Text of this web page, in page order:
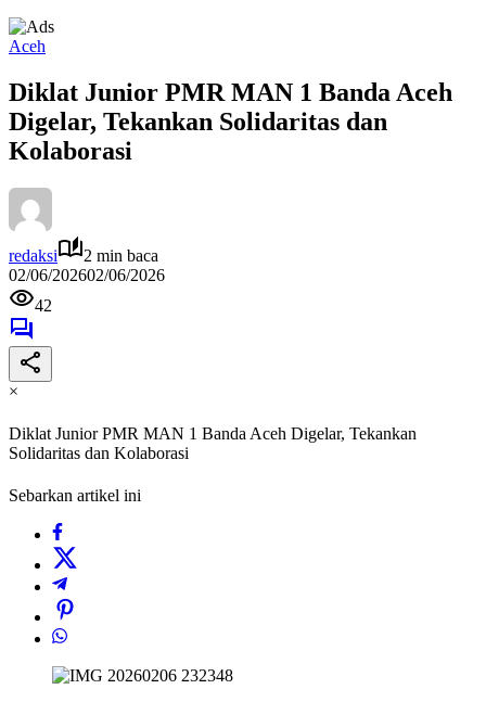
Aceh
Diklat Junior PMR MAN 1 Banda Aceh
Digelar, Tekankan Solidaritas dan
Kolaborasi
redaksi
2 min baca
02/06/202602/06/2026
42
×
Diklat Junior PMR MAN 1 Banda Aceh Digelar, Tekankan
Solidaritas dan Kolaborasi
Sebarkan artikel ini